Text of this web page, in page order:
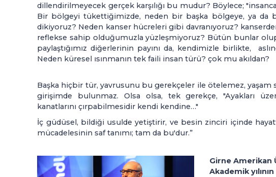
dillendirilmeyecek gerçek karşılığı bu mudur? Böylece; "insanca"
Bir bölgeyi tükettiğimizde, neden bir başka bölgeye, ya da
dikiyoruz? Neden kanser hücreleri gibi davranıyoruz?
reflekse sahip olduğumuzla yüzleşmiyoruz? Bütün bunlar
paylaştığımız diğerlerinin payını da, kendimizle birlikte,
Neden küresel ısınmanın tek faili insan türü? çok mu akıldan?
Başka hiçbir tür, yavrusunu bu gerekçeler ile ötelemez,
girişimde bulunmaz. Olsa olsa, tek gerekçe, "Ayakları
kanatlarını çırpabilmesidir kendi kendine…"
İç güdüsel, bildiği usulde yetiştirir, ve besin zinciri içinde
mücadelesinin saf tanımı; tam da bu'dur.”
Girne Amerikan
Akademik